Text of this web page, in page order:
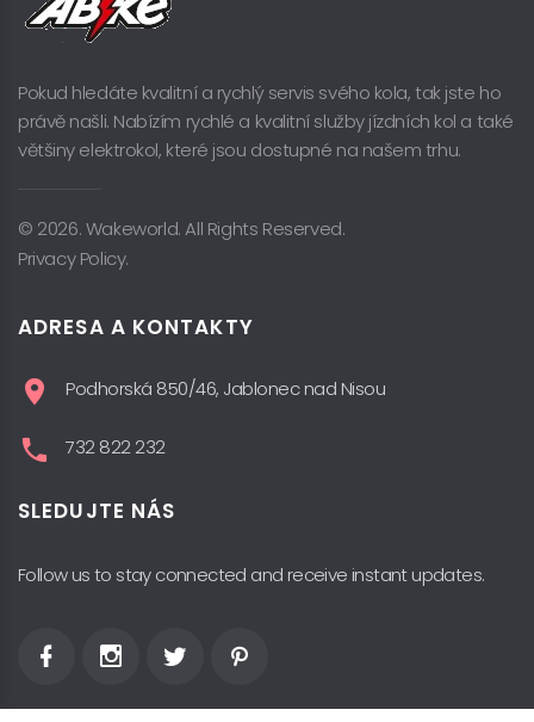
Pokud hledáte kvalitní a rychlý servis svého kola, tak jste ho
právě našli. Nabízím rychlé a kvalitní služby jízdních kol a také
většiny elektrokol, které jsou dostupné na našem trhu.
© 2026. Wakeworld. All Rights Reserved.
Privacy Policy.
ADRESA A KONTAKTY
Podhorská 850/46, Jablonec nad Nisou
732 822 232
SLEDUJTE NÁS
Follow us to stay connected and receive instant updates.